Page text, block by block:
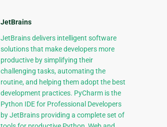
JetBrains
JetBrains delivers intelligent software
solutions that make developers more
productive by simplifying their
challenging tasks, automating the
routine, and helping them adopt the best
development practices. PyCharm is the
Python IDE for Professional Developers
by JetBrains providing a complete set of